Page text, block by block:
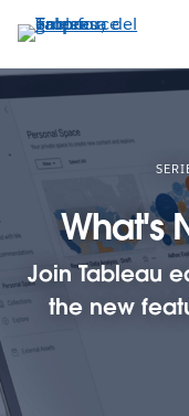
contenido
principal
What's
Join Tableau
the new